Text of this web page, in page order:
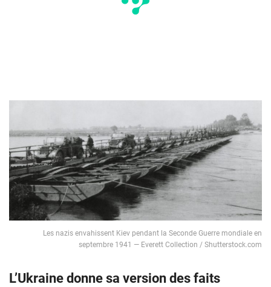
Les nazis envahissent Kiev pendant la Seconde Guerre mondiale en
septembre 1941 — Everett Collection / Shutterstock.com
L’Ukraine donne sa version des faits